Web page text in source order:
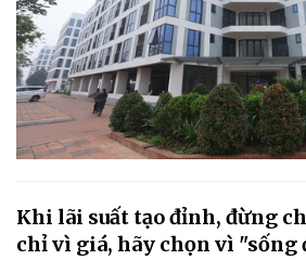
Khi lãi suất tạo đỉnh, đừng
chỉ vì giá, hãy chọn vì "sống